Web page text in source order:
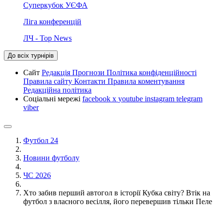
Суперкубок УЄФА
Ліга конференцій
ЛЧ - Top News
До всіх турнірів
Сайт Редакція Прогнози Політика конфіденційності
Правила сайту Контакти Правила коментування
Редакційна політика
Соціальні мережі facebook x youtube instagram telegram
viber
Футбол 24
Новини футболу
ЧС 2026
Хто забив перший автогол в історії Кубка світу? Втік на
футбол з власного весілля, його перевершив тільки Пеле